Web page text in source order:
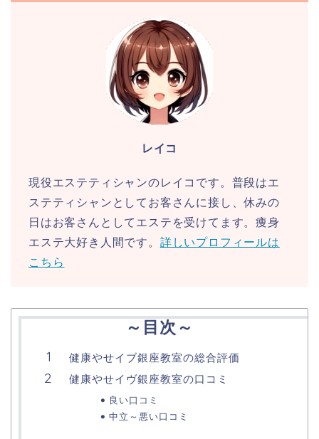
レイコ
現役エステティシャンのレイコです。普段はエ
ステティシャンとしてお客さんに接し、休みの
日はお客さんとしてエステを受けてます。痩身
エステ大好き人間です。 詳しいプロフィールは
こちら
～目次～
健康やせイブ銀座教室の総合評価
健康やせイヴ銀座教室の口コミ
良い口コミ
中立～悪い口コミ